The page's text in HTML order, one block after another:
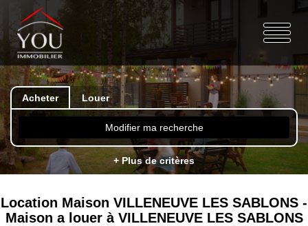
Acheter Louer
Modifier ma recherche
+ Plus de critères
Location Maison VILLENEUVE LES SABLONS -
Maison a louer à VILLENEUVE LES SABLONS